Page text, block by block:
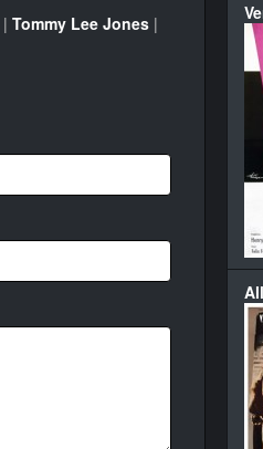
| Tommy Lee Jones |